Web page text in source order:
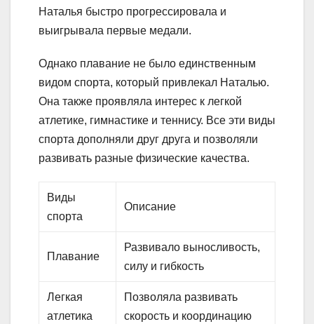
Наталья быстро прогрессировала и
выигрывала первые медали.
Однако плавание не было единственным
видом спорта, который привлекал Наталью.
Она также проявляла интерес к легкой
атлетике, гимнастике и теннису. Все эти виды
спорта дополняли друг друга и позволяли
развивать разные физические качества.
Виды
спорта
Описание
Плавание
Развивало выносливость,
силу и гибкость
Легкая
атлетика
Позволяла развивать
скорость и координацию